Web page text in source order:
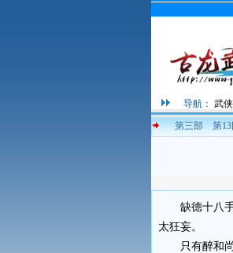
导航： 武
第三部 第13
缺德十八手
太狂妄。
只有醉和尚